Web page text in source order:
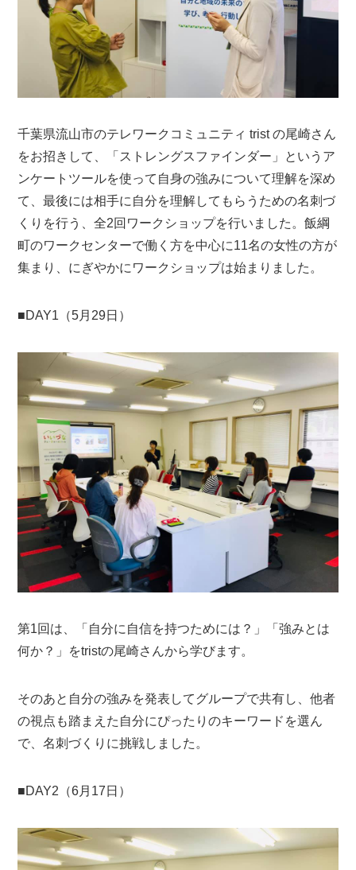
千葉県流山市のテレワークコミュニティ trist の尾崎さん
をお招きして、「ストレングスファインダー」というア
ンケートツールを使って自身の強みについて理解を深め
て、最後には相手に自分を理解してもらうための名刺づ
くりを行う、全2回ワークショップを行いました。飯綱
町のワークセンターで働く方を中心に11名の女性の方が
集まり、にぎやかにワークショップは始まりました。
■DAY1（5月29日）
第1回は、「自分に自信を持つためには？」「強みとは
何か？」をtristの尾崎さんから学びます。
そのあと自分の強みを発表してグループで共有し、他者
の視点も踏まえた自分にぴったりのキーワードを選ん
で、名刺づくりに挑戦しました。
■DAY2（6月17日）